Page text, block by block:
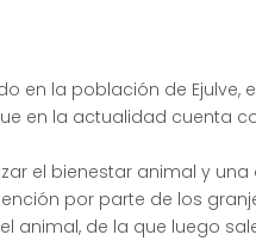
en la población de Ejulve,
en la actualidad cuenta
el bienestar animal y
por parte de los
animal, de la que luego